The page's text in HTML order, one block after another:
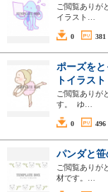
ご閲覧ありが
イラスト…
0 381
ポーズを
トイラスト
ご閲覧ありが
す。 ゆ…
0 496
パンダと
ご閲覧ありが
材です。…